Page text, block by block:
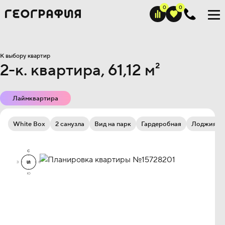
К выбору квартир
2-к. квартира, 61,12 м²
Лаймквартира
White Box 2 санузла Вид на парк Гардеробная Лоджия